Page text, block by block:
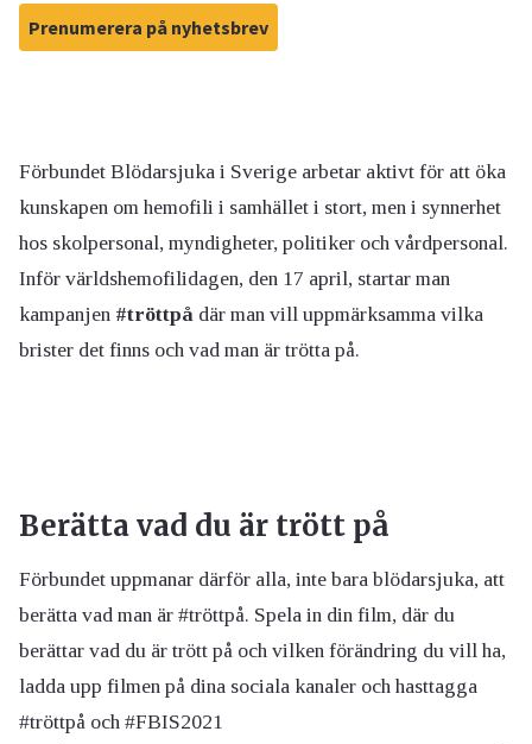
Prenumerera på nyhetsbrev
Förbundet Blödarsjuka i Sverige arbetar aktivt för att öka
kunskapen om hemofili i samhället i stort, men i synnerhet
hos skolpersonal, myndigheter, politiker och vårdpersonal.
Inför världshemofilidagen, den 17 april, startar man
kampanjen #tröttpå där man vill uppmärksamma vilka
brister det finns och vad man är trötta på.
Berätta vad du är trött på
Förbundet uppmanar därför alla, inte bara blödarsjuka, att
berätta vad man är #tröttpå. Spela in din film, där du
berättar vad du är trött på och vilken förändring du vill ha,
ladda upp filmen på dina sociala kanaler och hasttagga
#tröttpå och #FBIS2021